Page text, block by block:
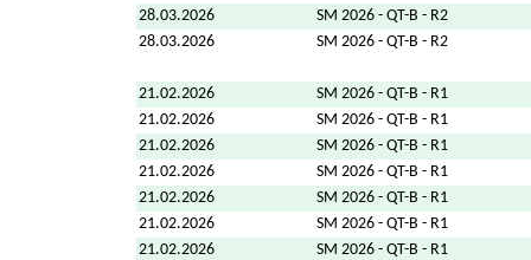
28.03.2026
SM 2026 - QT-B - R2
28.03.2026
SM 2026 - QT-B - R2
21.02.2026
SM 2026 - QT-B - R1
21.02.2026
SM 2026 - QT-B - R1
21.02.2026
SM 2026 - QT-B - R1
21.02.2026
SM 2026 - QT-B - R1
21.02.2026
SM 2026 - QT-B - R1
21.02.2026
SM 2026 - QT-B - R1
21.02.2026
SM 2026 - QT-B - R1